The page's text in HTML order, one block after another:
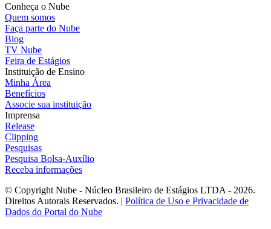
Conheça o Nube
Quem somos
Faça parte do Nube
Blog
TV Nube
Feira de Estágios
Instituição de Ensino
Minha Área
Benefícios
Associe sua instituição
Imprensa
Release
Clipping
Pesquisas
Pesquisa Bolsa-Auxílio
Receba informações
© Copyright Nube - Núcleo Brasileiro de Estágios LTDA - 2026.
Direitos Autorais Reservados. | Política de Uso e Privacidade de
Dados do Portal do Nube